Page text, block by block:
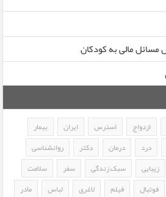
ازدواج استرس ایران
بیمار
درد درمان دکتر
روانشناسی
زیبایی سبک زندگی سفر
سلامت
فوتبال فیلم لاغری لباس
مادر